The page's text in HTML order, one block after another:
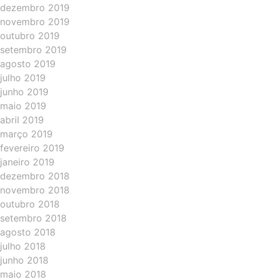
dezembro 2019
novembro 2019
outubro 2019
setembro 2019
agosto 2019
julho 2019
junho 2019
maio 2019
abril 2019
março 2019
fevereiro 2019
janeiro 2019
dezembro 2018
novembro 2018
outubro 2018
setembro 2018
agosto 2018
julho 2018
junho 2018
maio 2018